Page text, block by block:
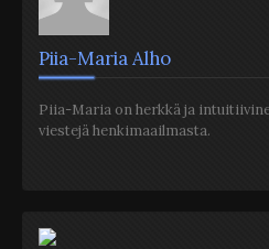
Piia-Maria Alho
Piia-Maria on herkkä ja
viestejä henkimaailmasta.